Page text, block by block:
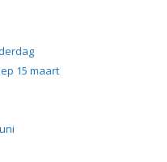
15 maart